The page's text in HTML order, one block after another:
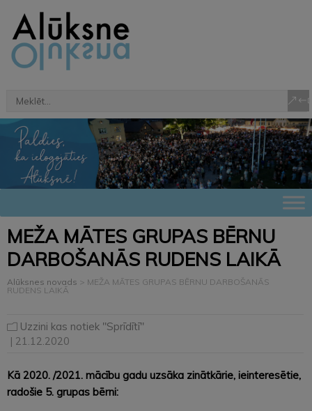
MEŽA MĀTES GRUPAS BĒRNU
DARBOŠANĀS RUDENS LAIKĀ
Alūksnes novads > MEŽA MĀTES GRUPAS BĒRNU DARBOŠANĀS
RUDENS LAIKĀ
Uzzini kas notiek "Sprīdītī"
| 21.12.2020
Kā 2020. /2021. mācību gadu uzsāka zinātkārie, ieinteresētie,
radošie 5. grupas bērni: